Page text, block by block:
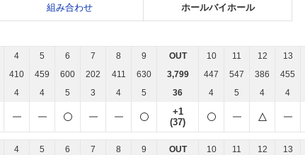
組み合わせ ホールバイホール
4 5 6 7 8 9 OUT 10 11 12 13
410 459 600 202 411 630 3,799 447 547 386 455
4 4 5 3 4 5 36 4 5 4 4
+1
(37)
4 5 6 7 8 9 OUT 10 11 12 13